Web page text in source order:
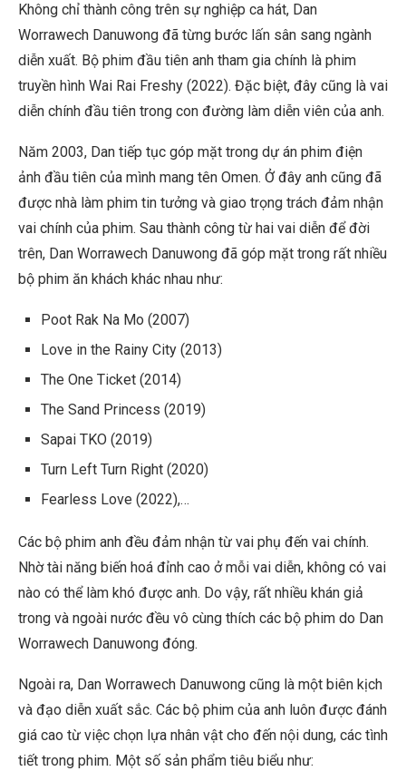
Không chỉ thành công trên sự nghiệp ca hát, Dan
Worrawech Danuwong đã từng bước lấn sân sang ngành
diễn xuất. Bộ phim đầu tiên anh tham gia chính là phim
truyền hình Wai Rai Freshy (2022). Đặc biệt, đây cũng là vai
diễn chính đầu tiên trong con đường làm diễn viên của anh.
Năm 2003, Dan tiếp tục góp mặt trong dự án phim điện
ảnh đầu tiên của mình mang tên Omen. Ở đây anh cũng đã
được nhà làm phim tin tưởng và giao trọng trách đảm nhận
vai chính của phim. Sau thành công từ hai vai diễn để đời
trên, Dan Worrawech Danuwong đã góp mặt trong rất nhiều
bộ phim ăn khách khác nhau như:
Poot Rak Na Mo (2007)
Love in the Rainy City (2013)
The One Ticket (2014)
The Sand Princess (2019)
Sapai TKO (2019)
Turn Left Turn Right (2020)
Fearless Love (2022),…
Các bộ phim anh đều đảm nhận từ vai phụ đến vai chính.
Nhờ tài năng biến hoá đỉnh cao ở mỗi vai diễn, không có vai
nào có thể làm khó được anh. Do vậy, rất nhiều khán giả
trong và ngoài nước đều vô cùng thích các bộ phim do Dan
Worrawech Danuwong đóng.
Ngoài ra, Dan Worrawech Danuwong cũng là một biên kịch
và đạo diễn xuất sắc. Các bộ phim của anh luôn được đánh
giá cao từ việc chọn lựa nhân vật cho đến nội dung, các tình
tiết trong phim. Một số sản phẩm tiêu biểu như: